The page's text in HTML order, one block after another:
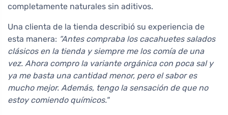
completamente naturales sin aditivos.
Una clienta de la tienda describió su experiencia de
esta manera: “Antes compraba los cacahuetes salados
clásicos en la tienda y siempre me los comía de una
vez. Ahora compro la variante orgánica con poca sal y
ya me basta una cantidad menor, pero el sabor es
mucho mejor. Además, tengo la sensación de que no
estoy comiendo químicos."